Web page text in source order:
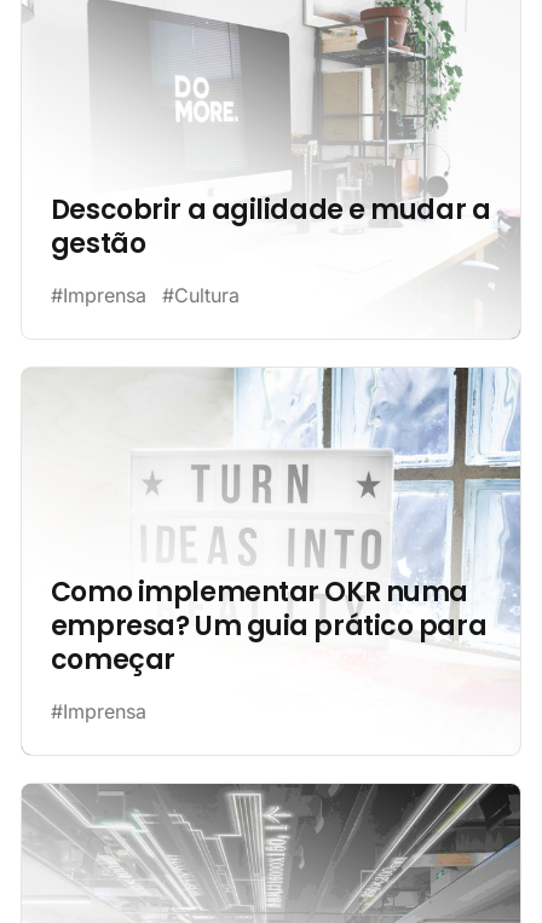
Descobrir a agilidade e mudar a
gestão
#Imprensa #Cultura
Como implementar OKR numa
empresa? Um guia prático para
começar
#Imprensa